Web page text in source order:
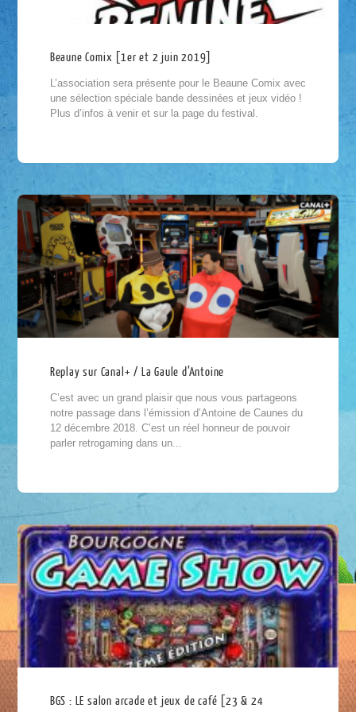
Beaune Comix [1er et 2 juin 2019]
L’association sera présente pour le Beaune Comix avec
une sélection spéciale bande dessinées et jeux vidéo !
Plus d’infos à venir et sur la page du festival.
Replay sur Canal+ / La Gaule d’Antoine
C’est avec un grand plaisir que nous vous partageons
notre passage dans l’émission d’Antoine de Caunes du
12 décembre 2018. C’est un réel honneur de pouvoir
parler retrogaming dans un...
BGS : LE salon arcade et jeux de café [23 & 24